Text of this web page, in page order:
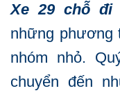
Xe 29 chỗ đi
những phương
nhóm nhỏ.
chuyển đến